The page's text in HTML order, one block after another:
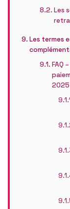
Les
Les termes
FAQ
2025